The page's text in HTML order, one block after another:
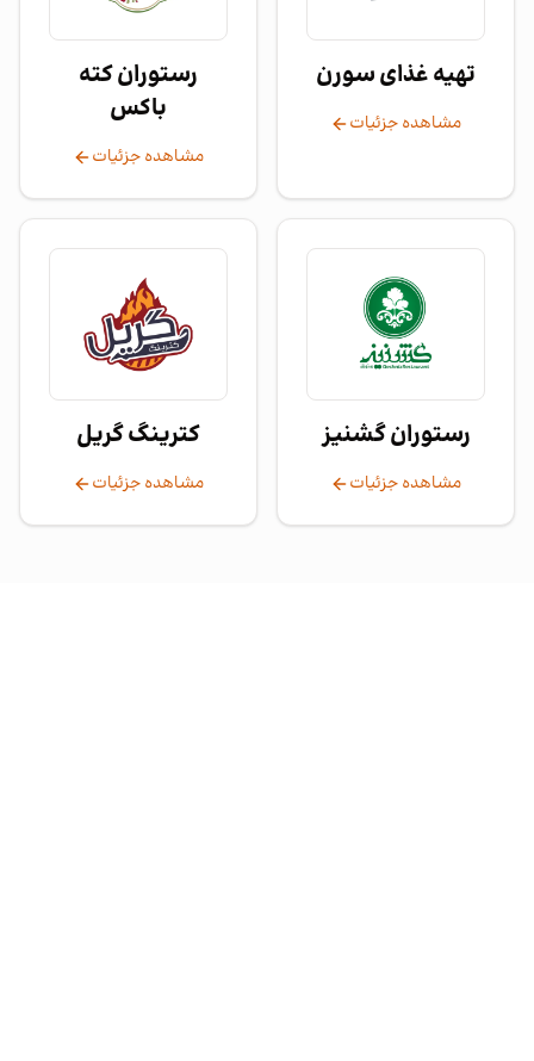
تهیه غذای سورن
مشاهده جزئیات
رستوران کته
باکس
مشاهده جزئیات
رستوران گشنیز
مشاهده جزئیات
کترینگ گریل
مشاهده جزئیات